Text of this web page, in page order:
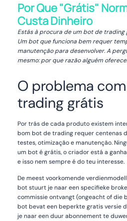
Por Que "Grátis"
Custa Dinheiro
Estás à procura de um bot de trading
Um bot que funciona bem requer
manutenção para desenvolver. A
mesmo: por que razão alguém
O problema
trading grátis
Por trás de cada produto existem
bom bot de trading requer centenas
testes, otimização e manutenção.
um bot é grátis, o criador está a
e isso nem sempre é do teu interesse.
De meest voorkomende
bot stuurt je naar een specifieke
commissie ontvangt (ongeacht of die
bot bevat een beperkte gratis versie
je naar een duur abonnement te